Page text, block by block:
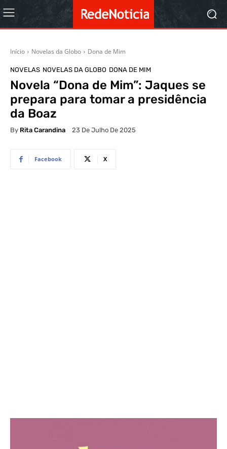
Início Novelas da Globo Dona de Mim
NOVELAS NOVELAS DA GLOBO DONA DE MIM
Novela “Dona de Mim”: Jaques se
prepara para tomar a presidência
da Boaz
By Rita Carandina 23 De Julho De 2025
Facebook X